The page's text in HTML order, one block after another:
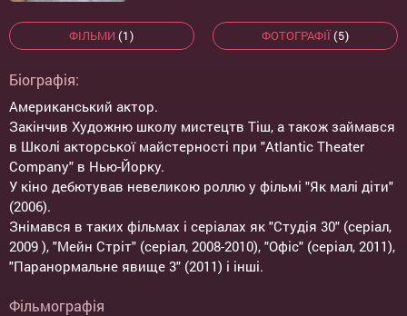
ФІЛЬМИ (1) ФОТОГРАФІЇ(5)
Біографія:
Американський актор.
Закінчив Художню школу мистецтв Тіш, а також займався
в Школі акторської майстерності при "Atlantic Theater
Company" в Нью-Йорку.
У кіно дебютував невеликою роллю у фільмі "Як малі діти"
(2006).
Знімався в таких фільмах і серіалах як "Студія 30" (серіал,
2009 ), "Мейн Стріт" (серіал, 2008-2010), "Офіс" (серіал, 2011),
"Паранормальне явище 3" (2011) і інші.
Фільмографія